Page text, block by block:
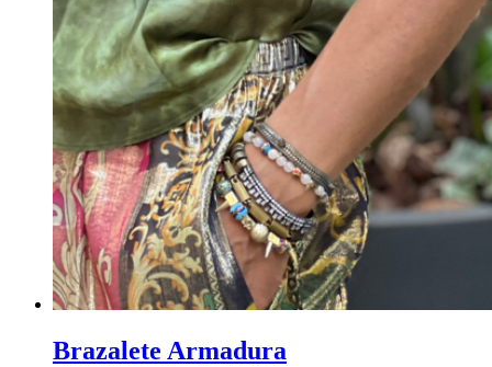
Brazalete Armadura